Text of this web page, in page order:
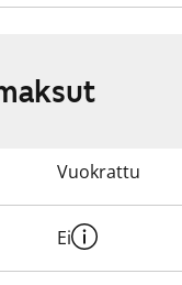
Vuokrattu
Ei